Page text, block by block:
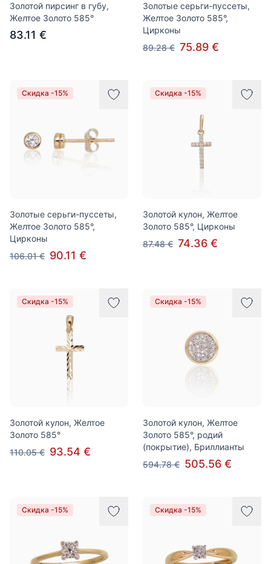
Золотой пирсинг в губу,
Желтое Золото 585°
83.11 €
Золотые серьги-пуссеты,
Желтое Золото 585°,
Цирконы
89.28 € 75.89 €
Скидка -15%
Золотые серьги-пуссеты,
Желтое Золото 585°,
Цирконы
106.01 € 90.11 €
Скидка -15%
Золотой кулон, Желтое
Золото 585°, Цирконы
87.48 € 74.36 €
Скидка -15%
Золотой кулон, Желтое
Золото 585°
110.05 € 93.54 €
Скидка -15%
Золотой кулон, Желтое
Золото 585°, родий
(покрытие), Бриллианты
594.78 € 505.56 €
Скидка -15% Скидка -15%